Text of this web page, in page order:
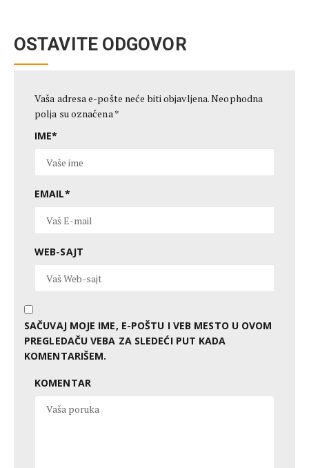
OSTAVITE ODGOVOR
Vaša adresa e-pošte neće biti objavljena.Neophodna
polja su označena*
IME*
EMAIL*
WEB-SAJT
SAČUVAJ MOJE IME, E-POŠTU I VEB MESTO U OVOM
PREGLEDAČU VEBA ZA SLEDEĆI PUT KADA
KOMENTARIŠEM.
KOMENTAR